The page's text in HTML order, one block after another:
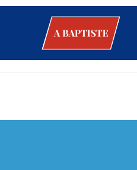
A
BAPTISTE